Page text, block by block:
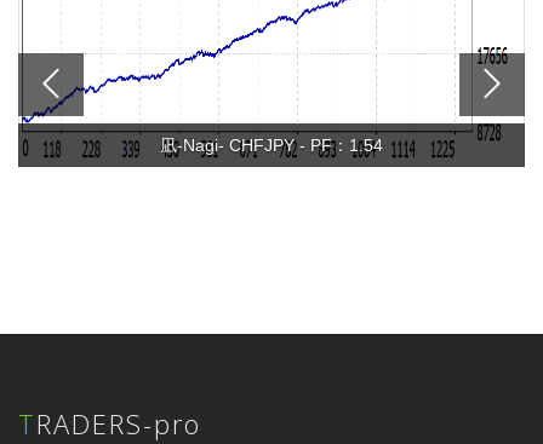
凪-Nagi- CHFJPY - PF：1.54
TRADERS-pro